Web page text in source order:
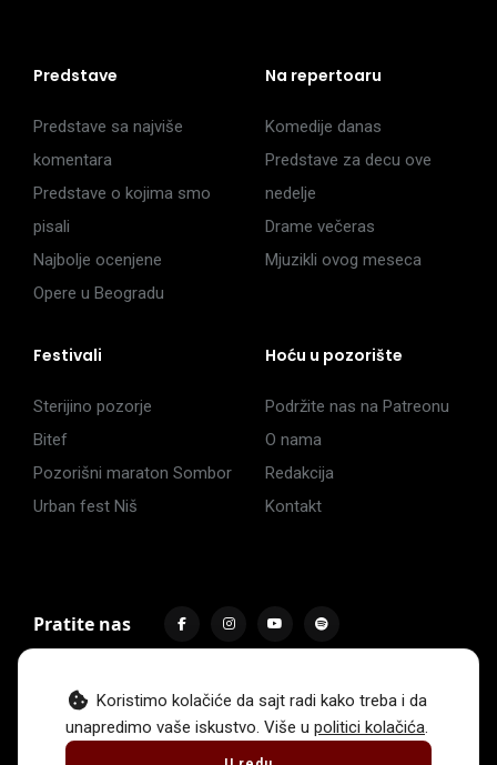
Koristimo kolačiće da sajt radi kako treba i da
unapredimo vaše iskustvo. Više u politici kolačića.
Predstave
Predstave sa najviše
komentara
Predstave o kojima smo
pisali
Najbolje ocenjene
Opere u Beogradu
Na repertoaru
Komedije danas
Predstave za decu ove
nedelje
Drame večeras
Mjuzikli ovog meseca
Festivali
Sterijino pozorje
Bitef
Pozorišni maraton Sombor
Urban fest Niš
Hoću u pozorište
Podržite nas na Patreonu
O nama
Redakcija
Kontakt
Pratite nas
Impressum Politika privatnosti
Uslovi korišćenja